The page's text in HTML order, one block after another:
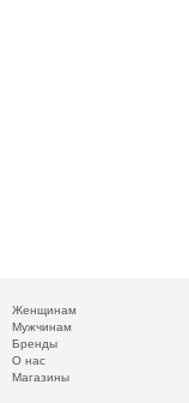
Женщинам
Мужчинам
Бренды
О нас
Магазины